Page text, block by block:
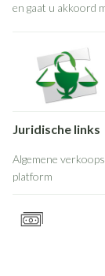
en gaat u akkoord
Juridische links
Algemene
platform